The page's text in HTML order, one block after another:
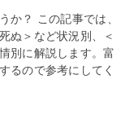
か？ この記事では、
ぬ＞など状況別、＜
別に解説します。富
るので参考にしてく